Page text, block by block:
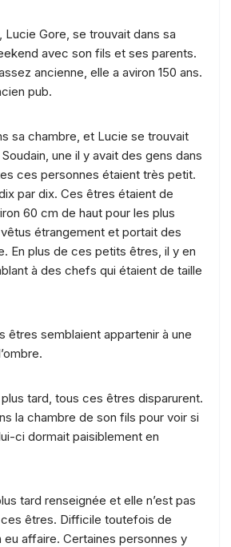
Lucie Gore, se trouvait dans sa
avec son fils et ses parents.
ancienne, elle a aviron 150 ans.
pub.
sa chambre, et Lucie se trouvait
une il y avait des gens dans
ces personnes étaient très petit.
par dix. Ces êtres étaient de
60 cm de haut pour les plus
étrangement et portait des
En plus de ces petits êtres, il y en
à des chefs qui étaient de taille
êtres semblaient appartenir à une
tard, tous ces êtres disparurent.
la chambre de son fils pour voir si
ci dormait paisiblement en
tard renseignée et elle n’est pas
ces êtres. Difficile toutefois de
eu affaire. Certaines personnes y